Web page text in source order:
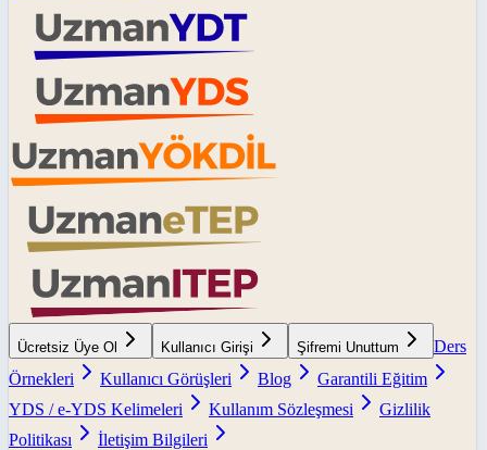
Ücretsiz Üye Ol Kullanıcı Girişi Şifremi Unuttum
Ders
Örnekleri
Kullanıcı Görüşleri Blog
Garantili Eğitim
YDS / e-YDS Kelimeleri
Kullanım Sözleşmesi
Gizlilik
Politikası
İletişim Bilgileri